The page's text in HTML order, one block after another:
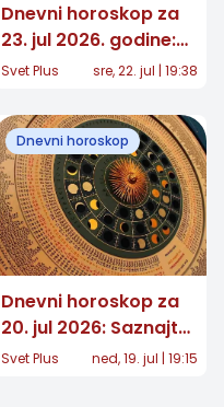
Dnevni horoskop za
23. jul 2026. godine:
Očekuju vas važni
Svet Plus sre, 22. jul | 19:38
Dnevni horoskop
Dnevni horoskop za
20. jul 2026: Saznajte
šta vam zvezde
Svet Plus ned, 19. jul | 19:15